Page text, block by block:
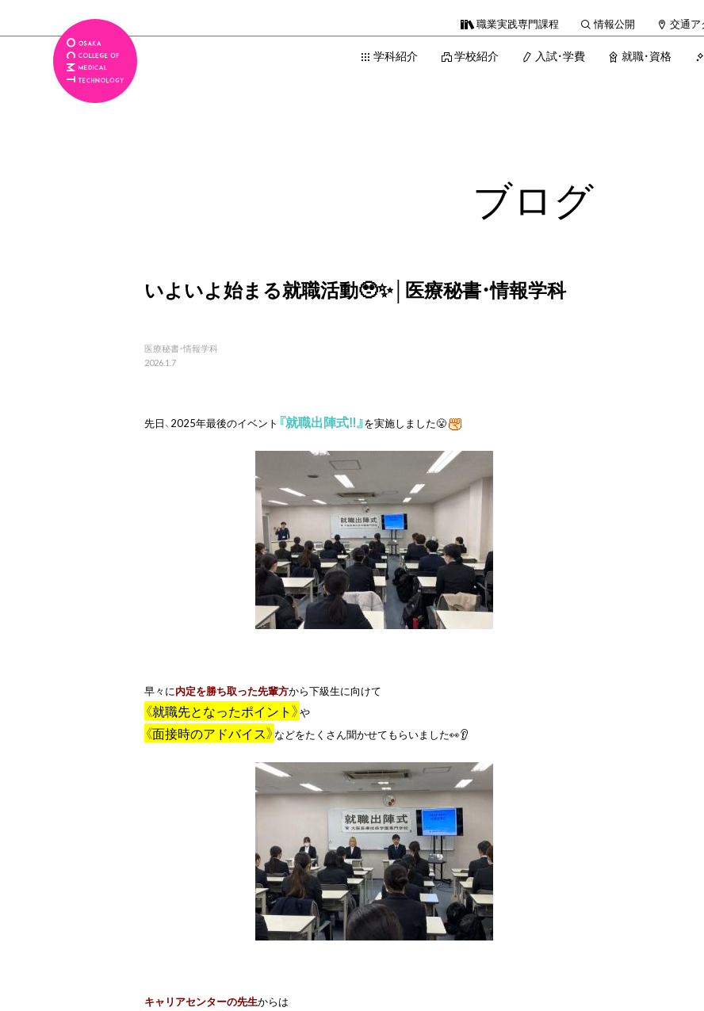
職業実践専門課程 情報公開 交通ア
学科紹介 学校紹介 入試・学費 就職・資格
ブログ
いよいよ始まる就職活動🥹✨│医療秘書・情報学科
医療秘書・情報学科
2026.1.7
先日、2025年最後のイベント 『就職出陣式‼︎』を実施しました😤
早々に内定を勝ち取った先輩方
《就職先となったポイント》
《面接時のアドバイス》などをたくさん聞かせてもらいました👀👂
キャリアセンターの先生